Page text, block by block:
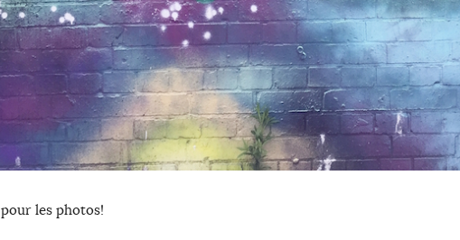
pour les photos!